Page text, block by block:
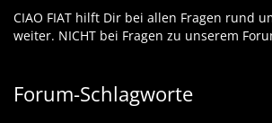
CIAO FIAT hilft Dir bei allen Fragen rund
weiter. NICHT bei Fragen zu unserem
Forum-Schlagworte